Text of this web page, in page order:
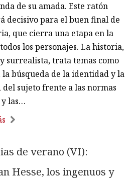
de su amada. Este ratón
decisivo para el buen final de
que cierra una etapa en la
los personajes. La historia,
surrealista, trata temas como
la búsqueda de la identidad y la
sujeto frente a las normas
y las…
de verano (VI):
Hesse, los ingenuos y